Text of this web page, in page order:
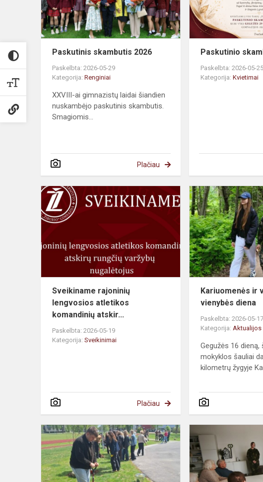
Paskutinis skambutis 2026
Paskelbta: 2026-05-29
Kategorija: Renginiai
XXVIII-ai gimnazistų laidai šiandien
nuskambėjo paskutinis skambutis.
Smagiomis...
Plačiau
Paskutinio
Paskelbta: 2026-05-25
Kategorija:Kvietimai
Sveikiname rajoninių
lengvosios atletikos
komandinių atskir...
Paskelbta: 2026-05-19
Kategorija: Sveikinimai
Plačiau
Kariuomenės ir
vienybės diena
Paskelbta: 2026-05-17
Kategorija:Aktualijos
Gegužės 16 dieną,
mokyklos šauliai
kilometrų žygyje